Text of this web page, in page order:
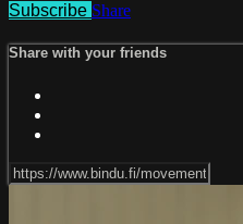
Subscribe Share
Share with your friends